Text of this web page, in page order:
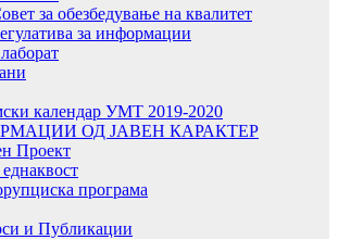
за обезбедување на квалитет
за информации
календар УМТ 2019-2020
ОД ЈАВЕН КАРАКТЕР
Проект
програма
и Публикации